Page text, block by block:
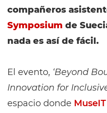
compañeros
Symposium de
nada es así de fácil.
El evento, ‘Beyond
Innovation for
espacio donde MuseIT